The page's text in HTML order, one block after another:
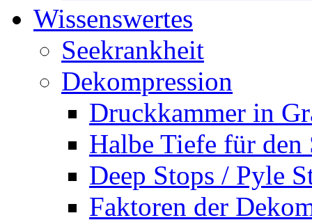
Wissenswertes
Seekrankheit
Dekompression
Druckkammer in
Halbe Tiefe für den
Deep Stops / Pyle
Faktoren der